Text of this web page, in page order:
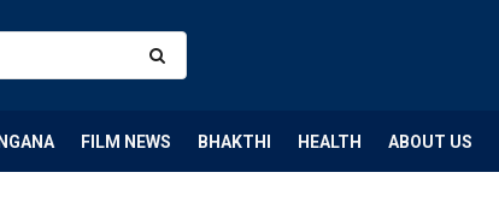
FILM NEWS BHAKTHI HEALTH ABOUT US